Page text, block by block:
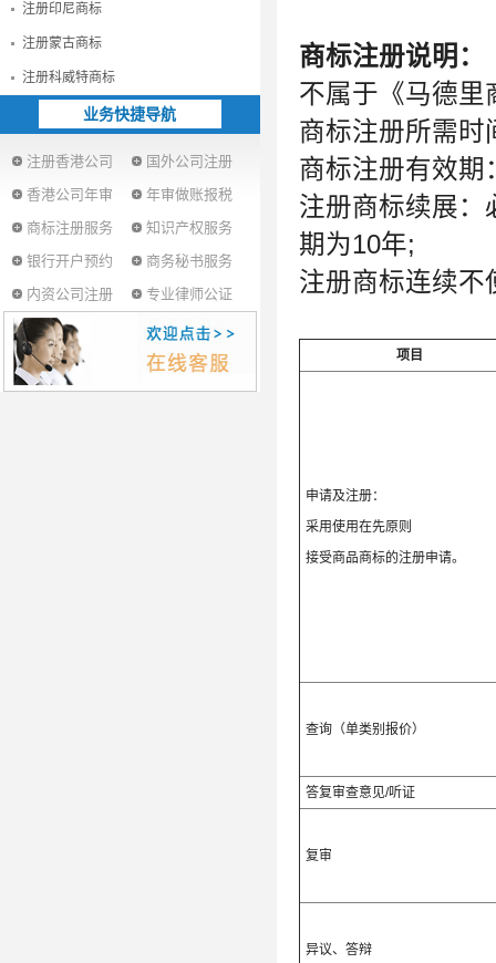
注册印尼商标
注册蒙古商标
注册科威特商标
业务快捷导航
注册香港公司
国外公司注册
香港公司年审
年审做账报税
商标注册服务
知识产权服务
银行开户预约
商务秘书服务
内资公司注册
专业律师公证
商标注册说明：
不属于《马德里
商标注册所需时
商标注册有效期
注册商标续展：
期为10年;
注册商标连续不
项目
申请及注册：
采用使用在先原则
接受商品商标的注册申请。
查询（单类别报价）
答复审查意见/听证
复审
异议、答辩